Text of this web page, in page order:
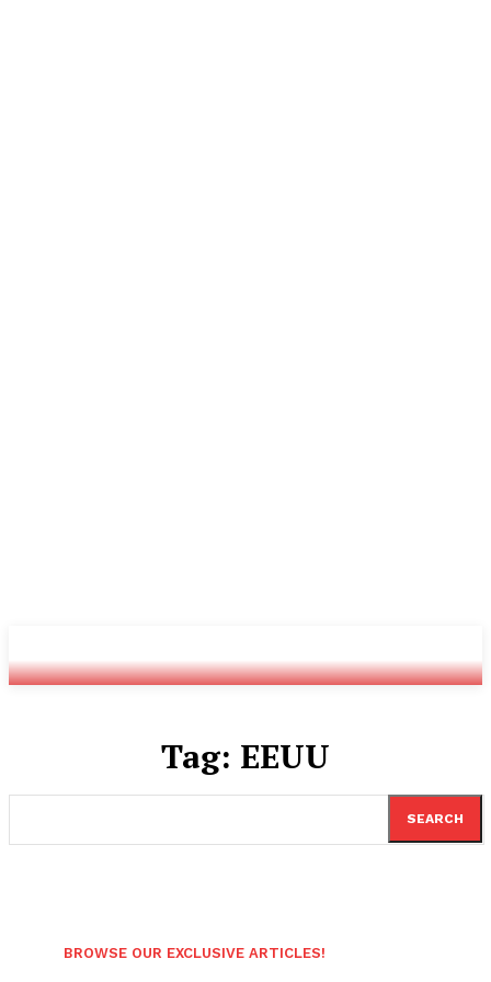
Radio
Tag: EEUU
SEARCH
BROWSE OUR EXCLUSIVE ARTICLES!